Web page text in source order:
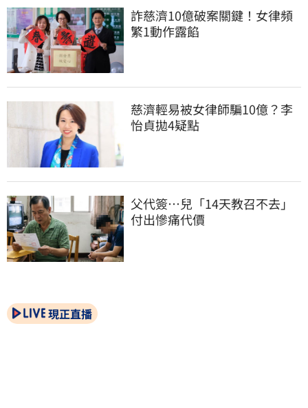
詐慈濟10億破案關鍵！女律頻
繁1動作露餡
慈濟輕易被女律師騙10億？李
怡貞拋4疑點
父代簽…兒「14天教召不去」
付出慘痛代價
現正直播